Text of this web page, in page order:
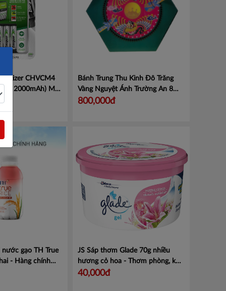
CHVCM4
AA 2000mAh) Mã
Bánh Trung Thu Kinh Đô Trăng
Vàng Nguyệt Ánh Trường An 8
Bánh x 80gMã NATA
800,000đ
gạo TH True
- Hàng chính
JS Sáp thơm Glade 70g nhiều
hương cỏ hoa - Thơm phòng, khử
mùi - 1 hộp
40,000đ